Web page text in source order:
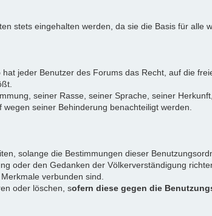
stets eingehalten werden, da sie die Basis für alle
jeder Benutzer des Forums das Recht, auf die
seiner Rasse, seiner Sprache, seiner
seiner Behinderung benachteiligt werden.
solange die Bestimmungen dieser
oder den Gedanken der Völkerverständigung
verbunden sind.
oder löschen, sofern diese gegen die